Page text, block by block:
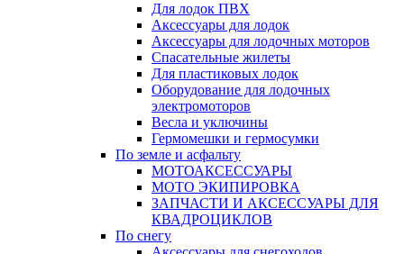
Для лодок ПВХ
Аксессуары для лодок
Аксессуары для лодочных моторов
Спасательные жилеты
Для пластиковых лодок
Оборудование для лодочных
электромоторов
Весла и уключины
Гермомешки и гермосумки
По земле и асфальту
МОТОАКСЕССУАРЫ
МОТО ЭКИПИРОВКА
ЗАПЧАСТИ И АКСЕССУАРЫ ДЛЯ
КВАДРОЦИКЛОВ
По снегу